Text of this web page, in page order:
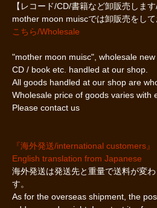
【レコード/CD/書籍など卸販売します
mother moon muiscでは卸販売をし
こちら/Wholesale
"mother moon muisc", wholesale
CD / book etc. handled at our shop.
All goods handled at our shop are
Wholesale price of goods varies with
Please contact us
『海外発送/international customers』
English translation from Japanese
海外発送は発送先と重量で送料が変
す。
As for the overseas shipment, the